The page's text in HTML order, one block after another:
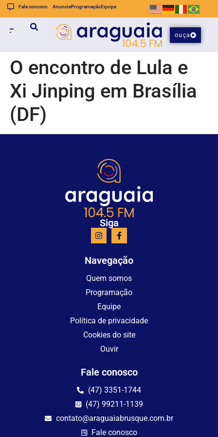
Fale conosco AnuncieProgramaçãoEquipe
ouça
O encontro de Lula e
Xi Jinping em Brasília
(DF)
Siga
Navegação
Quem somos
Programação
Equipe
Política de privacidade
Cookies do site
Ouvir
Fale conosco
(47) 3351-1744
(47) 99211-1139
contato@araguaiabrusque.com.br
Fale conosco